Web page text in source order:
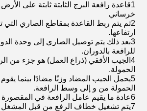
1قاعدة رافعة البرج الثابتة ثابتة على
خرساني
2ثم يتم ربط القاعدة بمقاطع الصاري التي
ارتفاعها.
3بعد ذلك يتم توصيل الصاري إلى وحدة
للرافعة بالدوران.
4الجيب الأفقي (ذراع العمل) هو جزء من
الحمولة.
5يحمل الجيب المضاد وزنًا مضادًا بينما
الحمولة من و إلى وسط الرافعة.
6عادة ما يقيم عامل الرافعة في المقصورة في أعلى البرج
7يتم تشغيل خطاف الرفع من قبل المشغل